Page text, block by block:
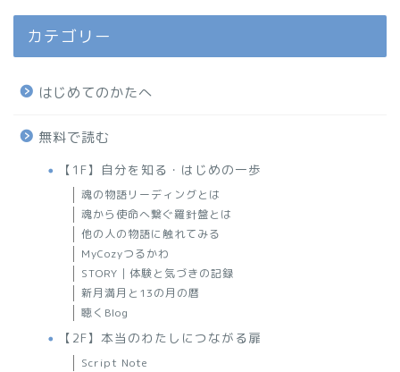
カテゴリー
はじめてのかたへ
無料で読む
【1F】自分を知る・はじめの一歩
魂の物語リーディングとは
魂から使命へ繋ぐ羅針盤とは
他の人の物語に触れてみる
MyCozyつるかわ
STORY｜体験と気づきの記録
新月満月と13の月の暦
聴くBlog
【2F】本当のわたしにつながる扉
Script Note